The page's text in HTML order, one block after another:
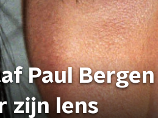
Paul
zijn lens